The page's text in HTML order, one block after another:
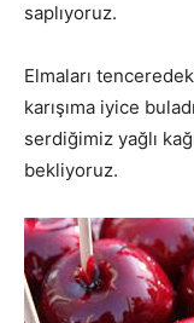
saplıyoruz.
Elmaları tenceredeki
karışıma iyice
serdiğimiz yağlı
bekliyoruz.